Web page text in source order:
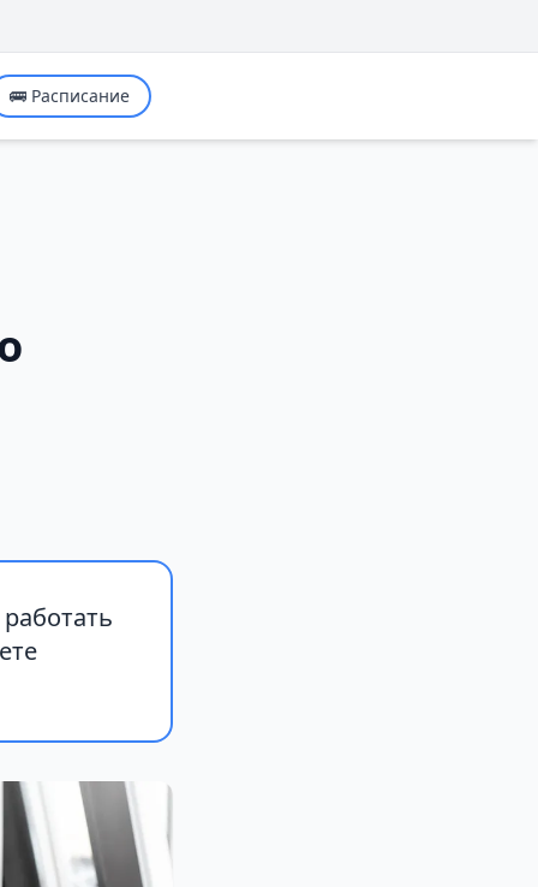
🚌 Расписание